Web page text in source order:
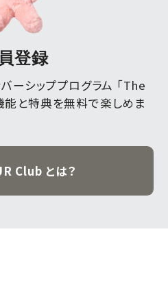
登録
ーシッププログラム 「The
と特典を無料で楽しめま
Club とは？